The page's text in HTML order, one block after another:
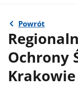
Powrót
Ochrony
Krakowie